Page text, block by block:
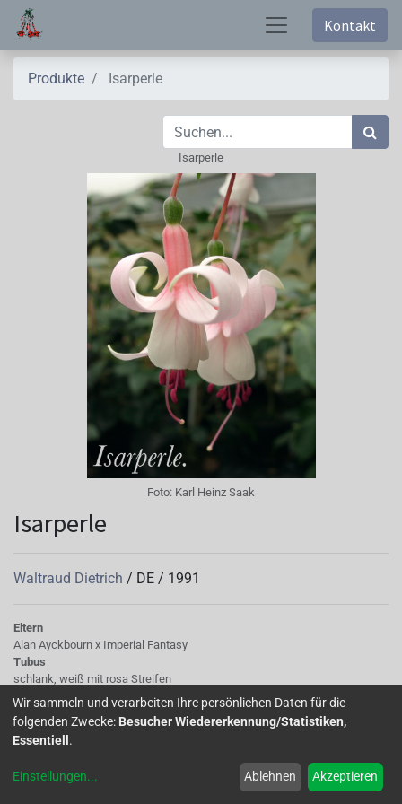
Kontakt
Produkte Isarperle
Isarperle
Foto: Karl Heinz Saak
Isarperle
Waltraud Dietrich / DE / 1991
Eltern
Alan Ayckbourn x Imperial Fantasy
Tubus
schlank, weiß mit rosa Streifen
Sepalen
aufgestellt, manchmal gedreht, schmal, weiß
Korolle/Petalen
einfach, weiß
rosa
Wir sammeln und verarbeiten Ihre persönlichen Daten für die
folgenden Zwecke: Besucher Wiedererkennung/Statistiken,
Essentiell .
Einstellungen... Ablehnen Akzeptieren